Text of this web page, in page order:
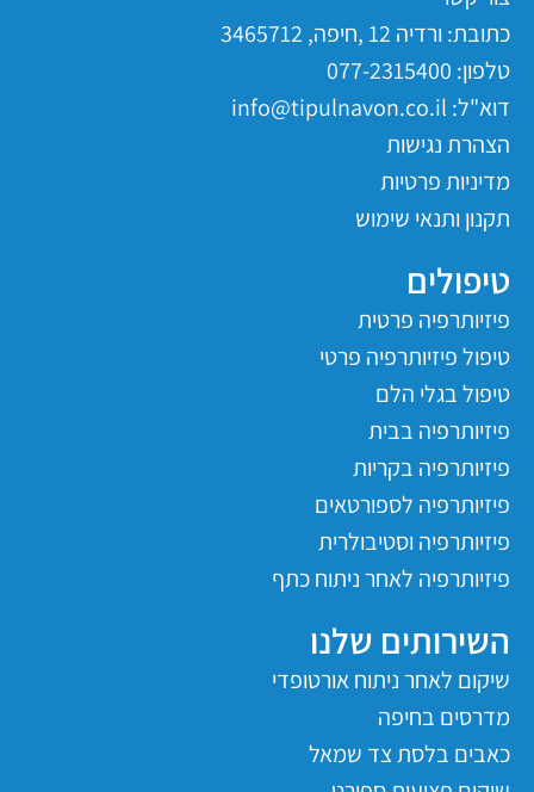
כתובת: ורדיה 12 ,חיפה, 3465712
טלפון: 077-2315400
דוא"ל: info@tipulnavon.co.il
הצהרת נגישות
מדיניות פרטיות
תקנון ותנאי שימוש
טיפולים
פיזיותרפיה פרטית
טיפול פיזיותרפיה פרטי
טיפול בגלי הלם
פיזיותרפיה בבית
פיזיותרפיה בקריות
פיזיותרפיה לספורטאים
פיזיותרפיה וסטיבולרית
פיזיותרפיה לאחר ניתוח כתף
השירותים שלנו
שיקום לאחר ניתוח אורטופדי
מדרסים בחיפה
כאבים בלסת צד שמאל